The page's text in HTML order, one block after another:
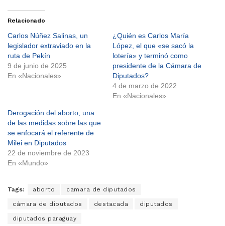
Relacionado
Carlos Núñez Salinas, un
legislador extraviado en la
ruta de Pekín
9 de junio de 2025
En «Nacionales»
¿Quién es Carlos María
López, el que «se sacó la
lotería» y terminó como
presidente de la Cámara de
Diputados?
4 de marzo de 2022
En «Nacionales»
Derogación del aborto, una
de las medidas sobre las que
se enfocará el referente de
Milei en Diputados
22 de noviembre de 2023
En «Mundo»
Tags: aborto camara de diputados
cámara de diputados destacada diputados
diputados paraguay